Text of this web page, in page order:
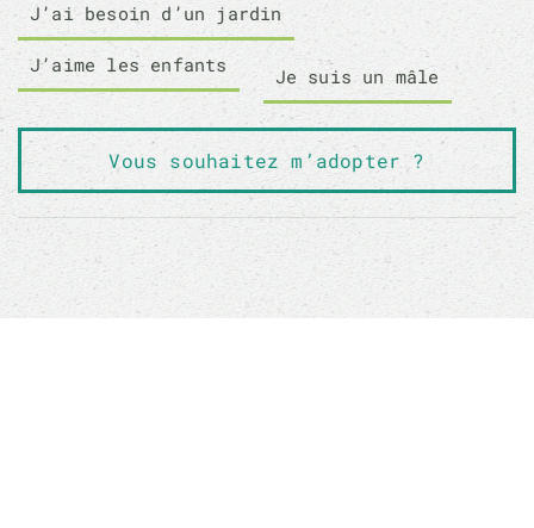
J’ai besoin d’un jardin
J’aime les enfants Je suis un mâle
Vous souhaitez m’adopter ?